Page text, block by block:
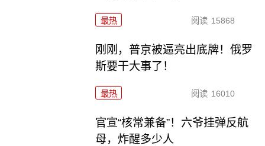
最热 阅读 15868
刚刚，普京被逼亮出底牌！俄罗
斯要干大事了！
最热 阅读 16010
官宣“核常兼备”！六爷挂弹反航
母，炸醒多少人